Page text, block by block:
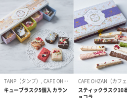
フレーバーは抹茶デコチョコ、スト
ワー&ベリーチョコの3種。
クロワッサンラスク
クロワッサンラスクは、クロワッサ
#祖父 #上司女性 #上司男性 #
#男子大学生 #20代前半
#50代 #60代 #40代 #70代